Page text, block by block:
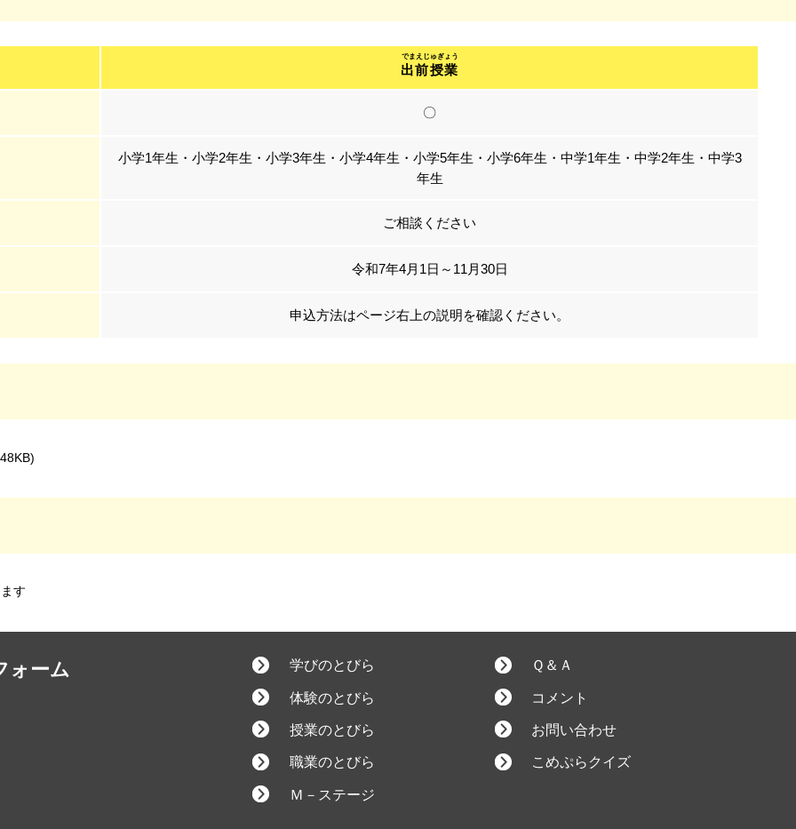
出前授業
〇
小学1年生・小学2年生・小学3年生・小学4年生・小学5年生・小学6年生・中学1年生・中学2年生・中学3
年生
ご相談ください
令和7年4月1日～11月30日
申込方法はページ右上の説明を確認ください。
す
ォーム 学びのとびら
体験のとびら
授業のとびら
職業のとびら
Ｍ－ステージ
Ｑ＆Ａ
コメント
お問い合わせ
こめぷらクイズ